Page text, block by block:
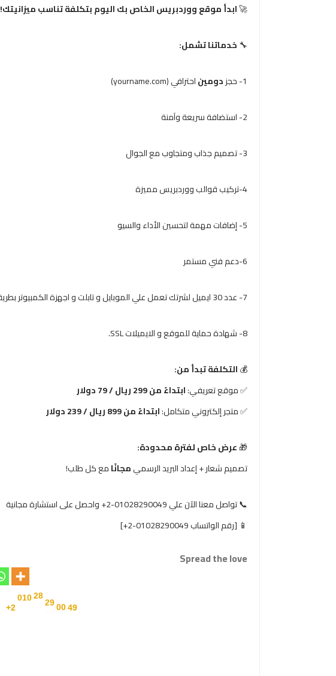
🚀ابدأ موقع ووردبريس الخاص بك اليوم بتكلفة تناسب ميزانيتك!
🔧خدماتنا تشمل:
1- حجز دوميناحترافي (yourname.com)
2- استضافة سريعة وآمنة
3- تصميم جذاب ومتجاوب مع الجوال
4-تركيب قوالب ووردبريس مميزة
5- إضافات مهمة لتحسين الأداء والسيو
6-دعم فني مستمر
7- عدد 30 ايميل لشرتك تعمل علي الموبايل و تابلت و اجهزة الكمبيوتر بطريقة سهلة .
8- شهادة حماية للموقع و الايميلات SSL.
💰التكلفة تبدأ من:
✅ موقع تعريفي:ابتداءً من 299 ريال / 79 دولار
✅ متجر إلكتروني متكامل:ابتداءً من 899 ريال / 239 دولار
🎁عرض خاص لفترة محدودة:
تصميم شعار + إعداد البريد الرسميمجانًامع كل طلب!
📞 تواصل معنا الآن علي 01028290049-2+ واحصل على استشارة مجانية
📱 [رقم الواتساب 01028290049-2+]
Spread the love
29
2+